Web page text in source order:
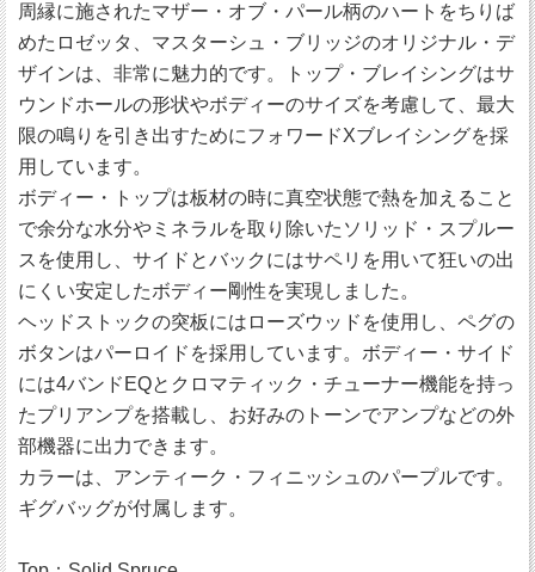
周縁に施されたマザー・オブ・パール柄のハートをちりば
めたロゼッタ、マスターシュ・ブリッジのオリジナル・デ
ザインは、非常に魅力的です。トップ・ブレイシングはサ
ウンドホールの形状やボディーのサイズを考慮して、最大
限の鳴りを引き出すためにフォワードXブレイシングを採
用しています。
ボディー・トップは板材の時に真空状態で熱を加えること
で余分な水分やミネラルを取り除いたソリッド・スプルー
スを使用し、サイドとバックにはサペリを用いて狂いの出
にくい安定したボディー剛性を実現しました。
ヘッドストックの突板にはローズウッドを使用し、ペグの
ボタンはパーロイドを採用しています。ボディー・サイド
には4バンドEQとクロマティック・チューナー機能を持っ
たプリアンプを搭載し、お好みのトーンでアンプなどの外
部機器に出力できます。
カラーは、アンティーク・フィニッシュのパープルです。
ギグバッグが付属します。